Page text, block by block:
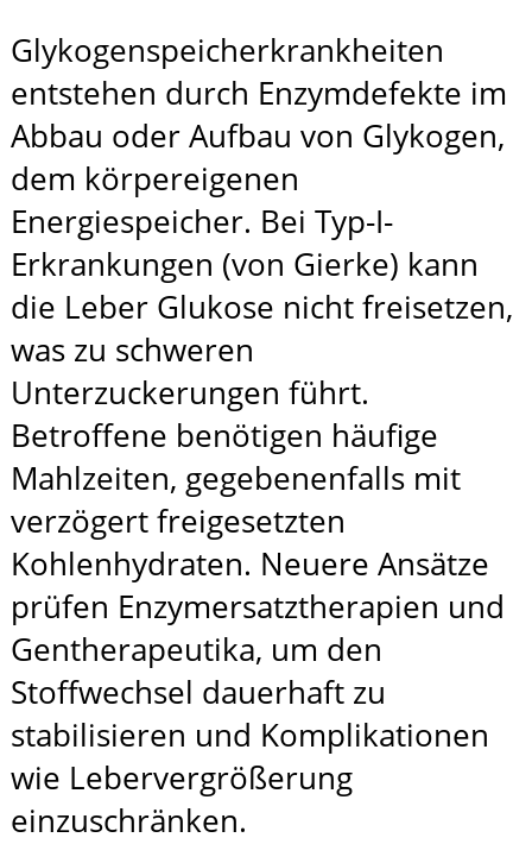
Glykogenspeicherkrankheiten
entstehen durch Enzymdefekte im
Abbau oder Aufbau von Glykogen,
dem körpereigenen
Energiespeicher. Bei Typ-I-
Erkrankungen (von Gierke) kann
die Leber Glukose nicht frei­setzen,
was zu schweren
Unterzuckerungen führt.
Betroffene benötigen häufige
Mahlzeiten, gegebenenfalls mit
verzögert freigesetzten
Kohlenhydraten. Neuere Ansätze
prüfen Enzymersatztherapien und
Gentherapeutika, um den
Stoffwechsel dauerhaft zu
stabilisieren und Komplikationen
wie Lebervergrößerung
einzuschränken.